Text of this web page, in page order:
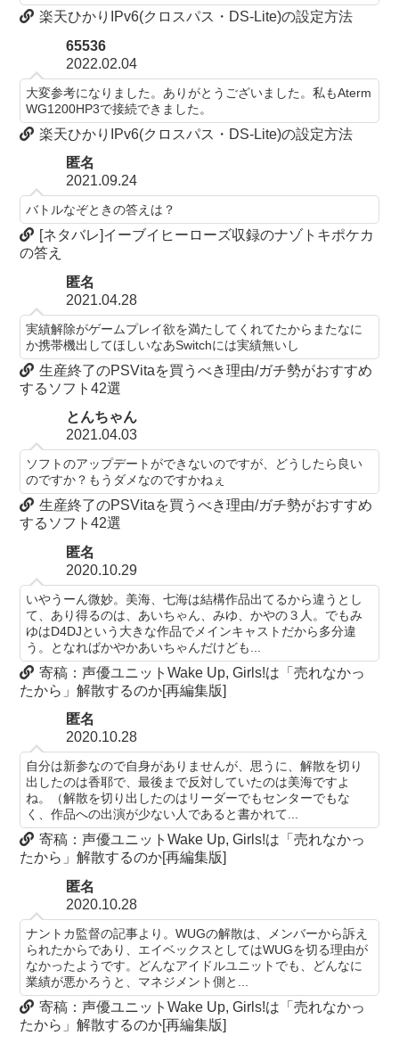
楽天ひかりIPv6(クロスパス・DS-Lite)の設定方法
65536
2022.02.04
大変参考になりました。ありがとうございました。私もAterm
WG1200HP3で接続できました。
楽天ひかりIPv6(クロスパス・DS-Lite)の設定方法
匿名
2021.09.24
バトルなぞときの答えは？
[ネタバレ]イーブイヒーローズ収録のナゾトキポケカ
の答え
匿名
2021.04.28
実績解除がゲームプレイ欲を満たしてくれてたからまたなに
か携帯機出してほしいなあSwitchには実績無いし
生産終了のPSVitaを買うべき理由/ガチ勢がおすすめ
するソフト42選
とんちゃん
2021.04.03
ソフトのアップデートができないのですが、どうしたら良い
のですか？もうダメなのですかねぇ
生産終了のPSVitaを買うべき理由/ガチ勢がおすすめ
するソフト42選
匿名
2020.10.29
いやうーん微妙。美海、七海は結構作品出てるから違うとし
て、あり得るのは、あいちゃん、みゆ、かやの３人。でもみ
ゆはD4DJという大きな作品でメインキャストだから多分違
う。となればかやかあいちゃんだけども...
寄稿：声優ユニットWake Up, Girls!は「売れなかっ
たから」解散するのか[再編集版]
匿名
2020.10.28
自分は新参なので自身がありませんが、思うに、解散を切り
出したのは香耶で、最後まで反対していたのは美海ですよ
ね。（解散を切り出したのはリーダーでもセンターでもな
く、作品への出演が少ない人であると書かれて...
寄稿：声優ユニットWake Up, Girls!は「売れなかっ
たから」解散するのか[再編集版]
匿名
2020.10.28
ナントカ監督の記事より。WUGの解散は、メンバーから訴え
られたからであり、エイベックスとしてはWUGを切る理由が
なかったようです。どんなアイドルユニットでも、どんなに
業績が悪かろうと、マネジメント側と...
寄稿：声優ユニットWake Up, Girls!は「売れなかっ
たから」解散するのか[再編集版]